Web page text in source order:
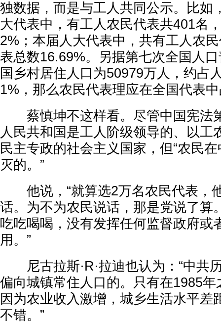
独数据，而是与工人共同公示。比如
大代表中，有工人农民代表共401名
2%；本届人大代表中，共有工人农
表总数16.69%。另据第七次全国人
国乡村居住人口为50979万人，约占
1%，那么农民代表理应在全国代表
蔡慎坤不这样看。尽管中国宪法
人民共和国是工人阶级领导的、以工
民主专政的社会主义国家，但“农民
灭的。”
他说，“就算选2万名农民代表，
话。为不为农民说话，那是党说了算
吃吃喝喝，没有发挥任何监督政府或
用。”
尼古拉斯·R·拉迪也认为：“中共
偏向城镇常住人口的。只有在1985
因为农业收入激增，城乡生活水平差
不错。”